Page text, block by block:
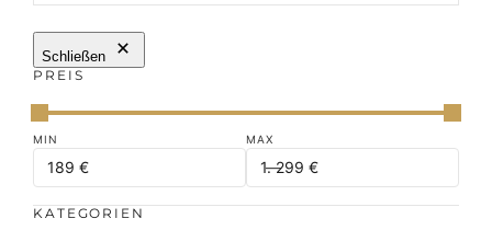
Schließen
PREIS
KATEGORIEN